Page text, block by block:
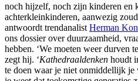
noch hijzelf, noch zijn kinderen en
achterkleinkinderen, aanwezig
antwoordt trendanalist Herman
ons dossier over duurzaamheid,
hebben. ‘We moeten weer durven
zegt hij. ‘Kathedraaldenken houdt
te doen waar je niet onmiddellijk je